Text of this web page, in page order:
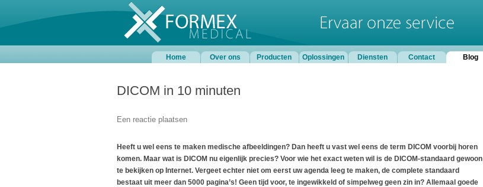
Home Over ons Producten Oplossingen Diensten Contact Blog
DICOM in 10 minuten
Een reactie plaatsen
Heeft u wel eens te maken medische afbeeldingen? Dan heeft u vast wel eens de term DICOM voorbij horen
komen. Maar wat is DICOM nu eigenlijk precies? Voor wie het exact weten wil is de DICOM-standaard gewoon
te bekijken op Internet. Vergeet echter niet om eerst uw agenda leeg te maken, de complete standaard
bestaat uit meer dan 5000 pagina’s! Geen tijd voor, te ingewikkeld of simpelweg geen zin in? Allemaal goede